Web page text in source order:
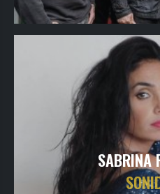
samedi 23oct2021
SABRINA